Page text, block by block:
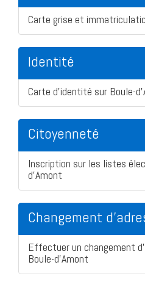
Carte grise et
Identité
Carte d'identité sur Boule-
Citoyenneté
Inscription sur les listes
d'Amont
Changement
Effectuer un changement
Boule-d'Amont